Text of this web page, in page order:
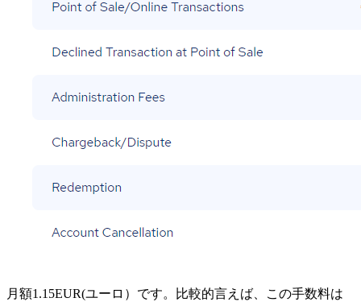
月額1.15EUR(ユーロ）です。比較的言えば、この手数料は